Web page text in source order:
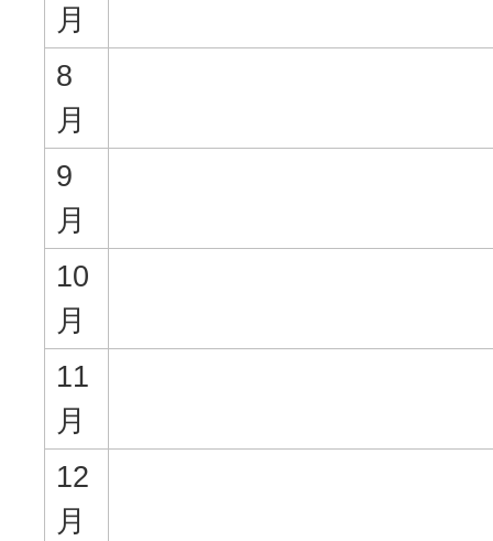
月
8
月
9
月
10
月
11
月
12
月